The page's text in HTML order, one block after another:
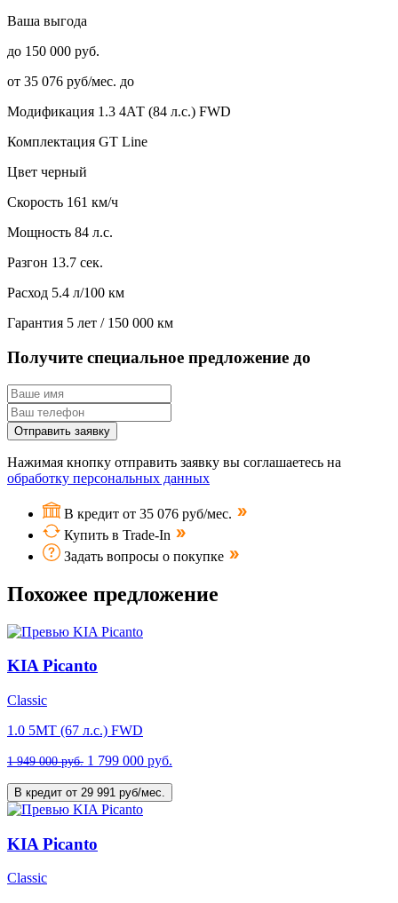
Ваша выгода
до 150 000 руб.
от 35 076 руб/мес. до
Модификация 1.3 4АТ (84 л.с.) FWD
Комплектация GT Line
Цвет черный
Скорость 161 км/ч
Мощность 84 л.с.
Разгон 13.7 сек.
Расход 5.4 л/100 км
Гарантия 5 лет / 150 000 км
Получите специальное предложение до
Отправить заявку
Нажимая кнопку отправить заявку вы соглашаетесь на
обработку персональных данных
В кредит от 35 076 руб/мес.
Купить в Trade-In
Задать вопросы о покупке
Похожее предложение
KIA Picanto
Classic
1.0 5МТ (67 л.с.) FWD
1 949 000 руб. 1 799 000 руб.
В кредит от 29 991 руб/мес.
KIA Picanto
Classic